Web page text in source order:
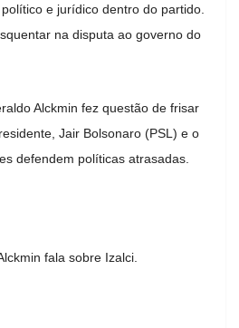
e jurídico dentro do partido.
na disputa ao governo do
Alckmin fez questão de frisar
Jair Bolsonaro (PSL) e o
defendem políticas atrasadas.
fala sobre Izalci.